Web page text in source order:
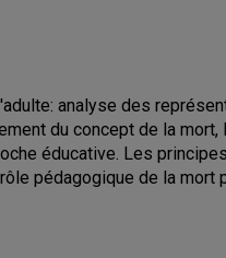
analyse des
du concept de la
éducative. Les
pédagogique de la mort